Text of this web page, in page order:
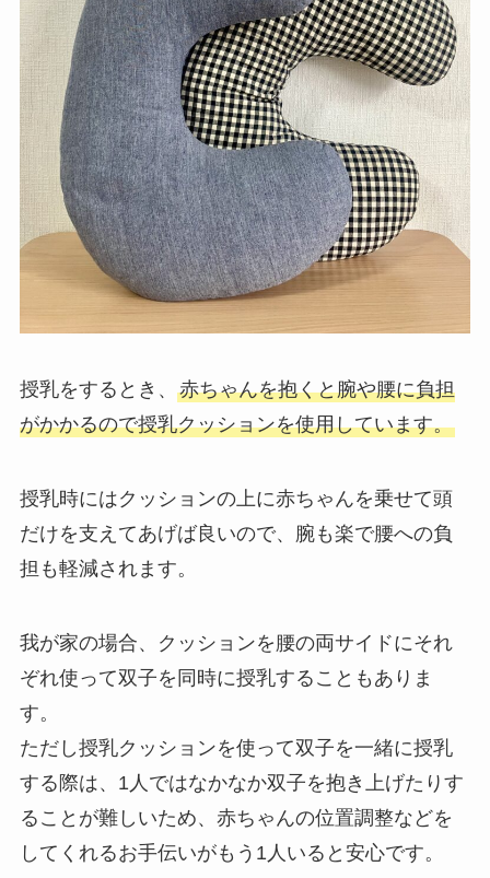
授乳をするとき、 赤ちゃんを抱くと腕や腰に負担
がかかるので授乳クッションを使用しています。
授乳時にはクッションの上に赤ちゃんを乗せて頭
だけを支えてあげば良いので、腕も楽で腰への負
担も軽減されます。
我が家の場合、クッションを腰の両サイドにそれ
ぞれ使って双子を同時に授乳することもありま
す。
ただし授乳クッションを使って双子を一緒に授乳
する際は、1人ではなかなか双子を抱き上げたりす
ることが難しいため、赤ちゃんの位置調整などを
してくれるお手伝いがもう1人いると安心です。